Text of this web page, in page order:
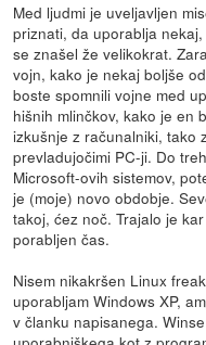
Med ljudmi je uveljavljen
priznati, da uporablja
se znašel že velikokrat.
vojn, kako je nekaj boljše
boste spomnili vojne med
hišnih mlinčkov, kako je en
izkušnje z računalniki, tako
prevladujočimi PC-ji. Do
Microsoft-ovih sistemov,
je (moje) novo obdobje.
takoj, ćez noč. Trajalo je
porabljen čas.
Nisem nikakršen Linux
uporabljam Windows XP,
v članku napisanega.